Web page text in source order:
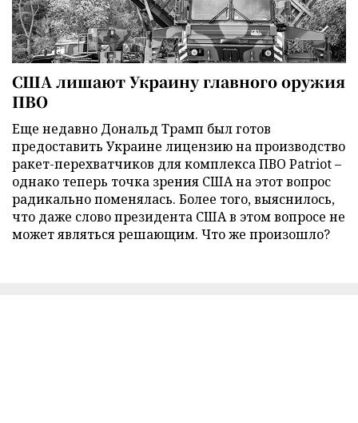
США лишают Украину главного оружия
ПВО
Еще недавно Дональд Трамп был готов
предоставить Украине лицензию на производство
ракет-перехватчиков для комплекса ПВО Patriot –
однако теперь точка зрения США на этот вопрос
радикально поменялась. Более того, выяснилось,
что даже слово президента США в этом вопросе не
может являться решающим. Что же произошло?